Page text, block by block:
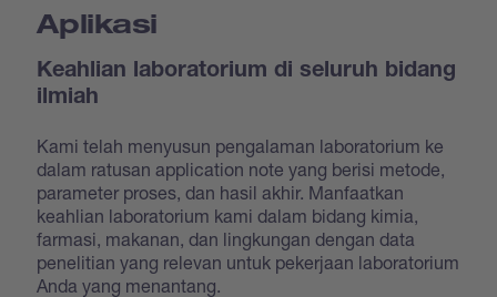
Aplikasi
Keahlian laboratorium di seluruh bidang
ilmiah
Kami telah menyusun pengalaman laboratorium ke
dalam ratusan application note yang berisi metode,
parameter proses, dan hasil akhir. Manfaatkan
keahlian laboratorium kami dalam bidang kimia,
farmasi, makanan, dan lingkungan dengan data
penelitian yang relevan untuk pekerjaan laboratorium
Anda yang menantang.